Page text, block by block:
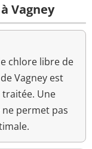
Vagney
chlore libre de
Vagney est
Une
permet pas